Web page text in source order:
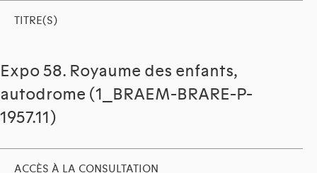
TITRE(S)
Expo 58. Royaume des enfants,
autodrome (1_BRAEM-BRARE-P-
1957.11)
ACCÈS À LA CONSULTATION